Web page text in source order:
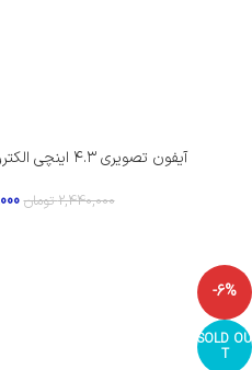
آیفون تصویری ۴.۳ اینچی الکتروپیک با حافظه مدل ۷۹۷
2,440,000 تومان
-6%
SOLD OU
T